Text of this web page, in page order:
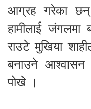
आग्रह गरेका छन्
हामीलाई
राउटे मुखिया
बनाउने आश्वासन
पोखे ।